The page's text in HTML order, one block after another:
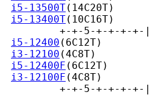
i5-13500T
i5-13400T
+-+-5-+-+-+-
i5-12400 (6C12T)
i3-12100 (4C8T)
i5-12400F (6C12T)
i3-12100F (4C8T)
+-+-5-+-+-+-